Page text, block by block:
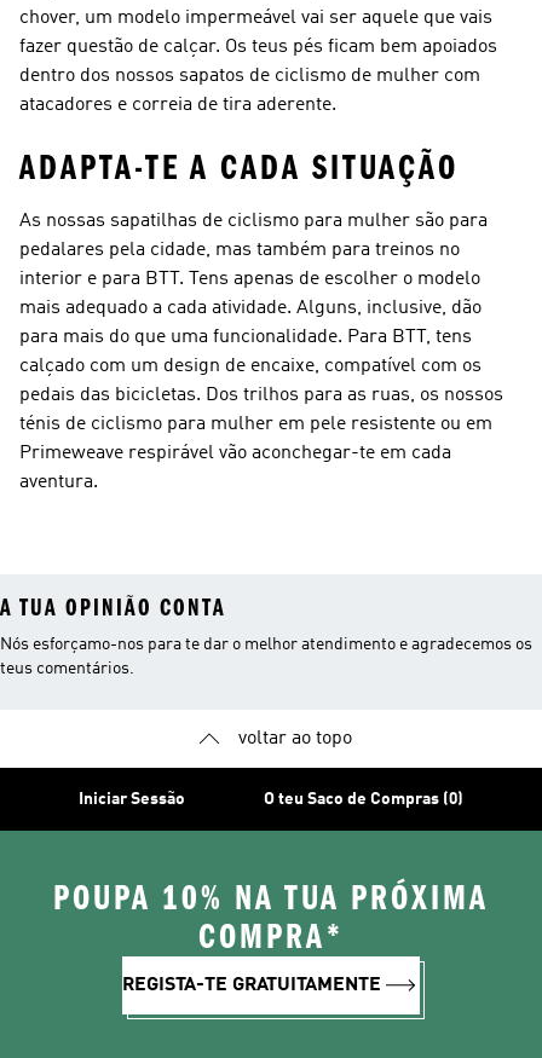
chover, um modelo impermeável vai ser aquele que vais
fazer questão de calçar. Os teus pés ficam bem apoiados
dentro dos nossos sapatos de ciclismo de mulher com
atacadores e correia de tira aderente.
ADAPTA-TE A CADA SITUAÇÃO
As nossas sapatilhas de ciclismo para mulher são para
pedalares pela cidade, mas também para treinos no
interior e para BTT. Tens apenas de escolher o modelo
mais adequado a cada atividade. Alguns, inclusive, dão
para mais do que uma funcionalidade. Para BTT, tens
calçado com um design de encaixe, compatível com os
pedais das bicicletas. Dos trilhos para as ruas, os nossos
ténis de ciclismo para mulher em pele resistente ou em
Primeweave respirável vão aconchegar-te em cada
aventura.
A TUA OPINIÃO CONTA
Nós esforçamo-nos para te dar o melhor atendimento e agradecemos os
teus comentários.
voltar ao topo
Iniciar Sessão O teu Saco de Compras (0)
POUPA 10% NA TUA PRÓXIMA
COMPRA*
REGISTA-TE GRATUITAMENTE